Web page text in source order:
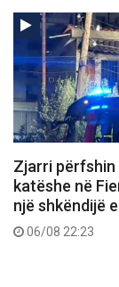
Zjarri përfshin
katëshe në
një shkëndijë
06/08 22:23